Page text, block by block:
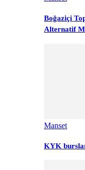
Boğaziçi
Alternatif
Manset
KYK